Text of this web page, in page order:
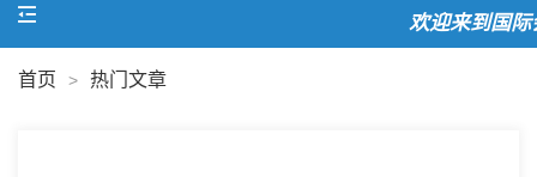
欢迎来到国际会
首页 > 热门文章